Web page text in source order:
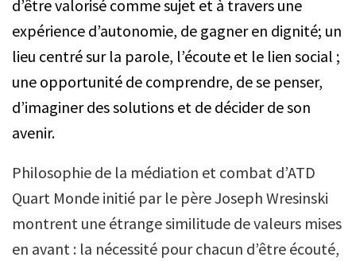
d’être valorisé comme sujet et à travers une
expérience d’autonomie, de gagner en dignité; un
lieu centré sur la parole, l’écoute et le lien social ;
une opportunité de comprendre, de se penser,
d’imaginer des solutions et de décider de son
avenir.
Philosophie de la médiation et combat d’ATD
Quart Monde initié par le père Joseph Wresinski
montrent une étrange similitude de valeurs mises
en avant : la nécessité pour chacun d’être écouté,